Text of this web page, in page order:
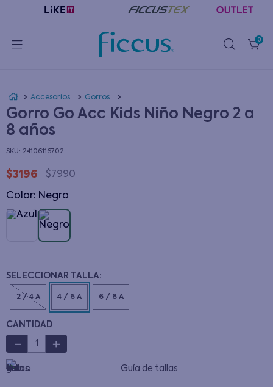
0
Accesorios Gorros
Gorro Go Acc Kids Niño Negro 2 a
8 años
: 24106116702
$3196 $7990
Color: negro
2 / 4 A 4 / 6 A 6 / 8 A
CANTIDAD
＋
－
Guía de tallas